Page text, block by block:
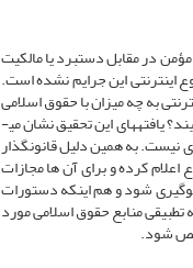
در مقابل دستبرد یا مالکیت
اینترنتی این جرایم نشده است.
به چه میزان با حقوق اسلامی
انطباق دارند و دیگر اینکه منابع حقوق اسلامی چگونه می­توانند در روشن شدن و تطبیق موضوع به کمک حقوق جزای نوین بیایند؟ یافته­های این تحقیق نشان می­
نیست. به همین دلیل قانونگذار
کرده و برای آن ها مجازات
شود و هم اینکه دستورات
منابع حقوق اسلامی مورد
شود.